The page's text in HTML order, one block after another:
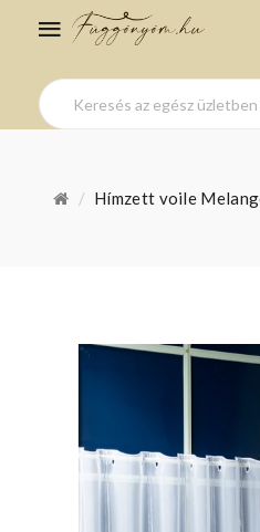
Hímzett voile